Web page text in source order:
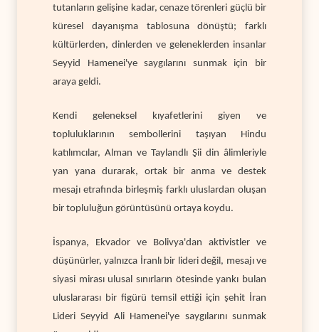
tutanların gelişine kadar, cenaze törenleri güçlü bir
küresel dayanışma tablosuna dönüştü; farklı
kültürlerden, dinlerden ve geleneklerden insanlar
Seyyid Hamenei'ye saygılarını sunmak için bir
araya geldi.
Kendi geleneksel kıyafetlerini giyen ve
topluluklarının sembollerini taşıyan Hindu
katılımcılar, Alman ve Taylandlı Şii din âlimleriyle
yan yana durarak, ortak bir anma ve destek
mesajı etrafında birleşmiş farklı uluslardan oluşan
bir topluluğun görüntüsünü ortaya koydu.
İspanya, Ekvador ve Bolivya'dan aktivistler ve
düşünürler, yalnızca İranlı bir lideri değil, mesajı ve
siyasi mirası ulusal sınırların ötesinde yankı bulan
uluslararası bir figürü temsil ettiği için şehit İran
Lideri Seyyid Ali Hamenei'ye saygılarını sunmak